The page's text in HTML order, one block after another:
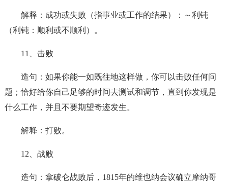
解释：成功或失败（指事业或工作的结果）：～利钝
（利钝：顺利或不顺利）。
11、击败
造句：如果你能一如既往地这样做，你可以击败任何问
题；恰好给你自己足够的时间去测试和调节，直到你发现是
什么工作，并且不要期望奇迹发生。
解释：打败。
12、战败
造句：拿破仑战败后，1815年的维也纳会议确立摩纳哥